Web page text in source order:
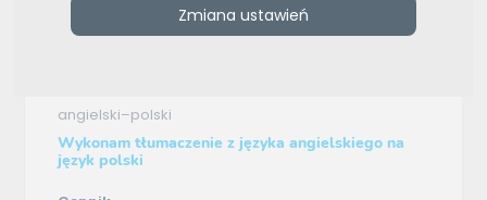
Zmiana ustawień
Oferta tłumaczenia
angielski–polski
Wykonam tłumaczenie z języka angielskiego na
język polski